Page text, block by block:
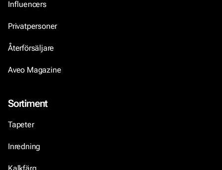
Influencers
Privatpersoner
Återförsäljare
Aveo Magazine
Sortiment
Tapeter
Inredning